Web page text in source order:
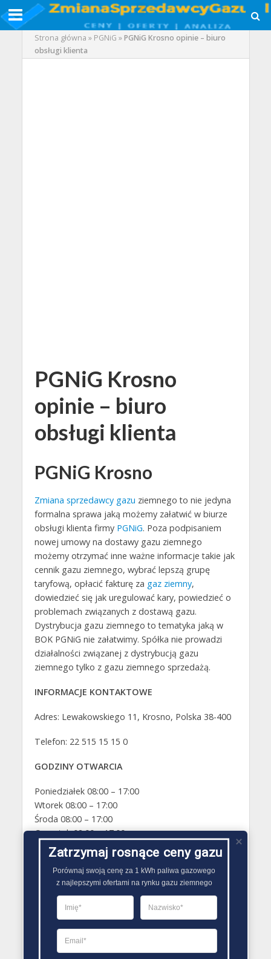
Strona główna » PGNiG »PGNiG Krosno opinie – biuro
obsługi klienta
PGNiG Krosno
opinie – biuro
obsługi klienta
PGNiG Krosno
Zmiana sprzedawcy gazu ziemnego to nie jedyna
formalna sprawa jaką możemy załatwić w biurze
obsługi klienta firmy PGNiG. Poza podpisaniem
nowej umowy na dostawy gazu ziemnego
możemy otrzymać inne ważne informacje takie jak
cennik gazu ziemnego, wybrać lepszą grupę
taryfową, opłacić fakturę za gaz ziemny,
dowiedzieć się jak uregulować kary, powiedzieć o
problemach związanych z dostawą gazu.
Dystrybucja gazu ziemnego to tematyka jaką w
BOK PGNiG nie załatwimy. Spółka nie prowadzi
działalności związanej z dystrybucją gazu
ziemnego tylko z gazu ziemnego sprzedażą.
INFORMACJE KONTAKTOWE
Adres: Lewakowskiego 11, Krosno, Polska 38-400
Telefon: 22 515 15 15 0
GODZINY OTWARCIA
Poniedziałek 08:00 – 17:00
Wtorek 08:00 – 17:00
Środa 08:00 – 17:00
Czwartek 08:00 – 17:00
Piątek 08:00 – 17:00
Sobota Zamknięte
Niedziela Zamknięte
PORÓWNYWARKA OFERT GAZU
Zatrzymaj rosnące ceny gazu
Porównaj swoją cenę za 1 kWh paliwa gazowego
z najlepszymi ofertami na rynku gazu ziemnego